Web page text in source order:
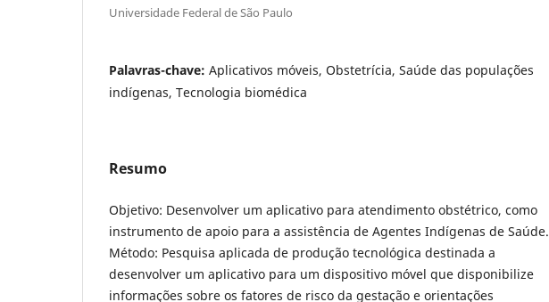
Universidade Federal de São Paulo
Palavras-chave: Aplicativos móveis, Obstetrícia, Saúde das populações
indígenas, Tecnologia biomédica
Resumo
Objetivo: Desenvolver um aplicativo para atendimento obstétrico, como
instrumento de apoio para a assistência de Agentes Indígenas de Saúde.
Método: Pesquisa aplicada de produção tecnológica destinada a
desenvolver um aplicativo para um dispositivo móvel que disponibilize
informações sobre os fatores de risco da gestação e orientações